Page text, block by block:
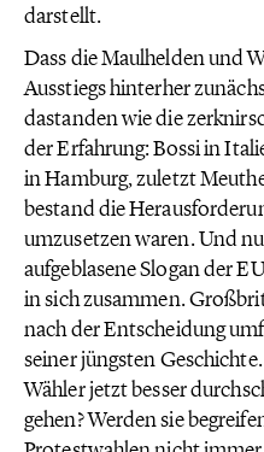
darstellt.
Dass die Maulhelden und
Ausstiegs hinterher
dastanden wie die
der Erfahrung: Bossi in
in Hamburg, zuletzt
bestand die
umzusetzen waren. Und
aufgeblasene Slogan der
in sich zusammen.
nach der Entscheidung
seiner jüngsten
Wähler jetzt besser
gehen? Werden sie